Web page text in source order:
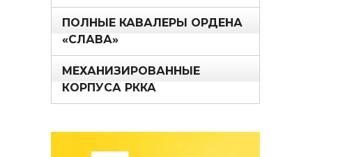
ПОЛНЫЕ КАВАЛЕРЫ ОРДЕНА
«СЛАВА»
МЕХАНИЗИРОВАННЫЕ
КОРПУСА РККА